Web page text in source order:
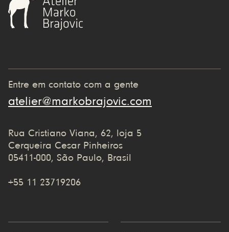
Entre em contato com a gente
atelier@markobrajovic.com
Rua Cristiano Viana, 62, loja 5
Cerqueira Cesar Pinheiros
05411-000, São Paulo, Brasil
+55 11 23719206